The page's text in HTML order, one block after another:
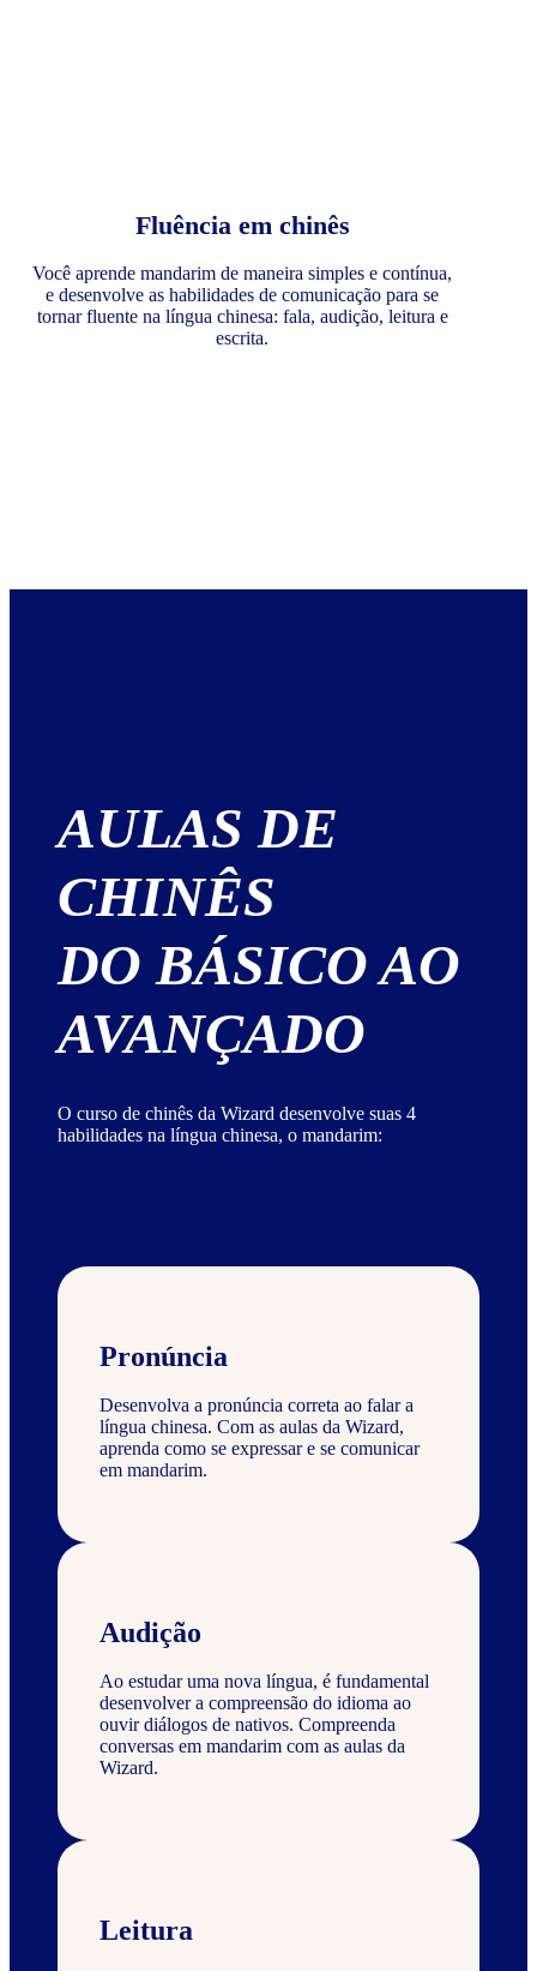
Fluência em chinês
Você aprende mandarim de maneira simples e contínua,
e desenvolve as habilidades de comunicação para se
tornar fluente na língua chinesa: fala, audição, leitura e
escrita.
AULAS DE
CHINÊS
DO BÁSICO AO
AVANÇADO
O curso de chinês da Wizard desenvolve suas 4
habilidades na língua chinesa, o mandarim:
Pronúncia
Desenvolva a pronúncia correta ao falar a
língua chinesa. Com as aulas da Wizard,
aprenda como se expressar e se comunicar
em mandarim.
Audição
Ao estudar uma nova língua, é fundamental
desenvolver a compreensão do idioma ao
ouvir diálogos de nativos. Compreenda
conversas em mandarim com as aulas da
Wizard.
Leitura